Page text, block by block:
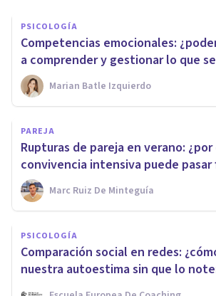
PSICOLOGÍA
Competencias emocionales:
a comprender y gestionar lo que
Marian Batle Izquierdo
PAREJA
Rupturas de pareja en verano:
convivencia intensiva puede pasar
Marc Ruiz De Minteguía
PSICOLOGÍA
Comparación social en redes:
nuestra autoestima sin que lo